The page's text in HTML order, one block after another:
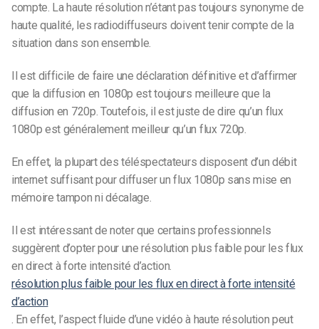
compte. La haute résolution n’étant pas toujours synonyme de
haute qualité, les radiodiffuseurs doivent tenir compte de la
situation dans son ensemble.
Il est difficile de faire une déclaration définitive et d’affirmer
que la diffusion en 1080p est toujours meilleure que la
diffusion en 720p. Toutefois, il est juste de dire qu’un flux
1080p est généralement meilleur qu’un flux 720p.
En effet, la plupart des téléspectateurs disposent d’un débit
internet suffisant pour diffuser un flux 1080p sans mise en
mémoire tampon ni décalage.
Il est intéressant de noter que certains professionnels
suggèrent d’opter pour une résolution plus faible pour les flux
en direct à forte intensité d’action.
résolution plus faible pour les flux en direct à forte intensité
d’action
. En effet, l’aspect fluide d’une vidéo à haute résolution peut